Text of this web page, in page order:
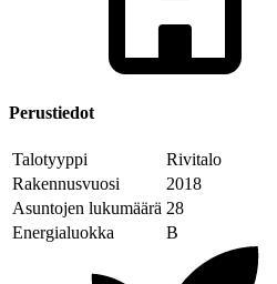
Perustiedot
Talotyyppi
Rivitalo
Rakennusvuosi
2018
Asuntojen lukumäärä 28
Energialuokka
B